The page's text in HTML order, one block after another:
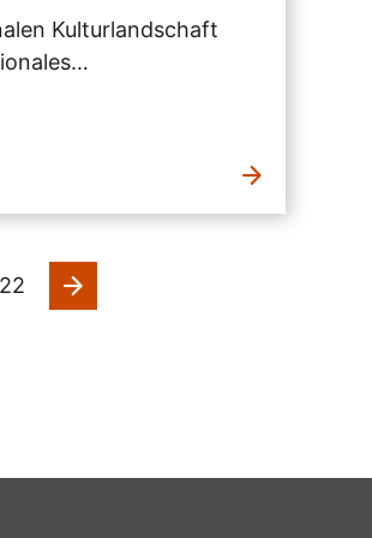
Kulturlandschaft
22 nächste